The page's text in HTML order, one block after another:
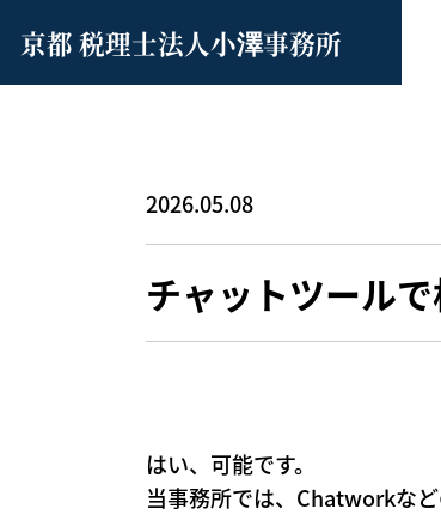
京都 税理士法人小澤事務所
2026.05.08
チャットツール
はい、可能です。
当事務所では、Chatworkな